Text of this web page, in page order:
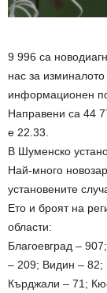
9 996 са
нас за
информационен
Направени са 44
е 22.33.
В Шуменско
Най-много
установените
Ето и броят на
области:
Благоевград –
– 209; Видин – 82;
Кърджали – 71;